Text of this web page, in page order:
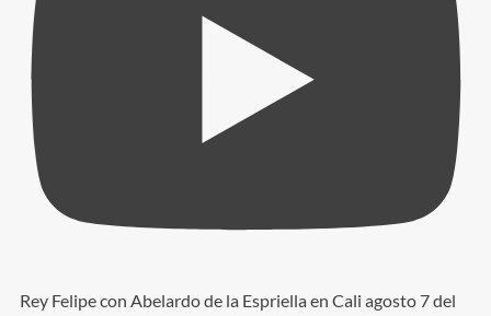
Rey Felipe con Abelardo de la Espriella en Cali agosto 7 del